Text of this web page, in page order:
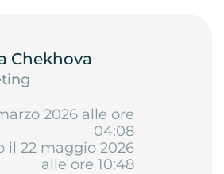
Chekhova
2026 alle ore
04:08
il 22 maggio 2026
alle ore 10:48